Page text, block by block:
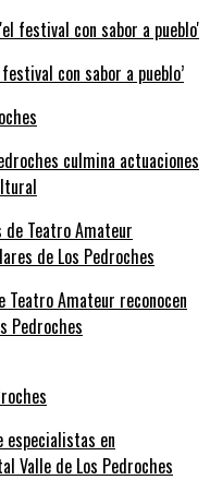
con sabor a pueblo’
culmina actuaciones
Teatro Amateur reconocen
Pedroches
especialistas en
Valle de Los Pedroches